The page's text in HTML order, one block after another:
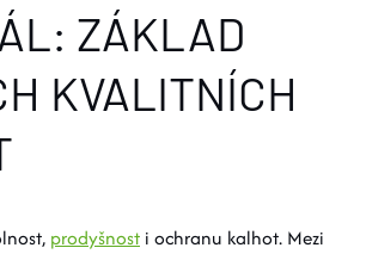
ZÁKLAD
KVALITNÍCH
prodyšnost i ochranu kalhot. Mezi